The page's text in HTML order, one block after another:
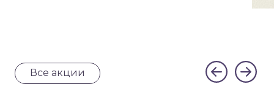
Все акции